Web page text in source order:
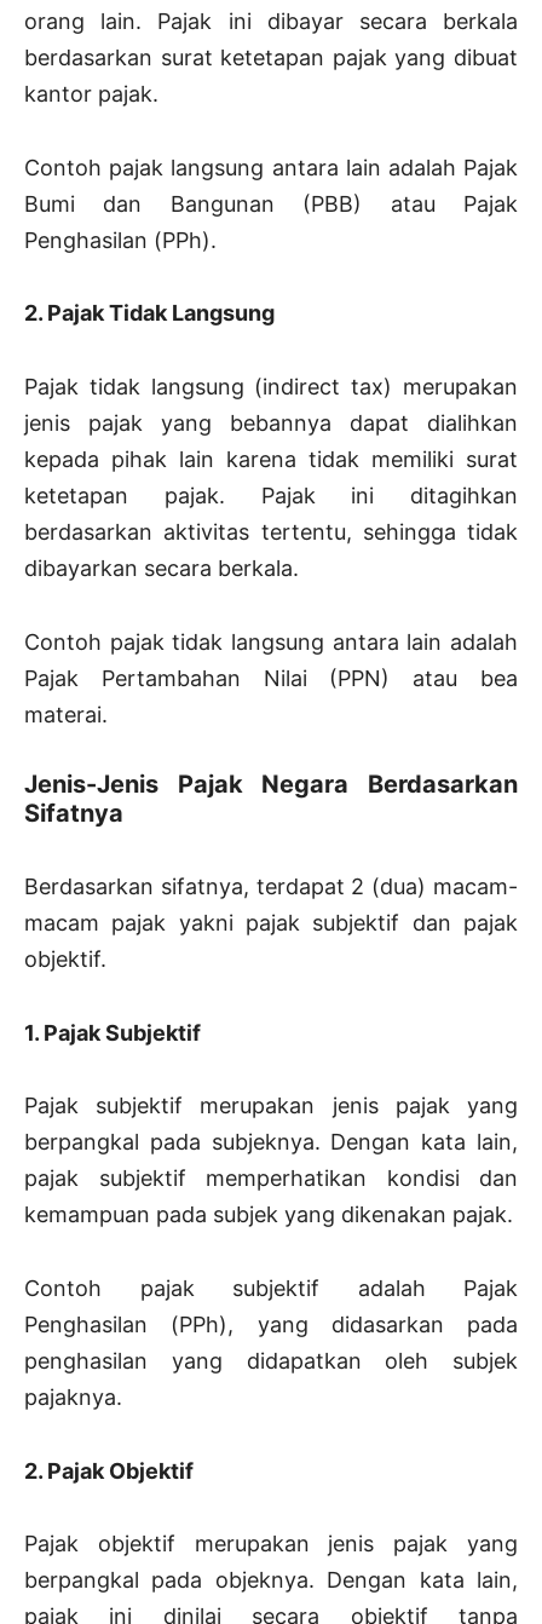
orang lain. Pajak ini dibayar secara berkala
berdasarkan surat ketetapan pajak yang dibuat
kantor pajak.
Contoh pajak langsung antara lain adalah Pajak
Bumi dan Bangunan (PBB) atau Pajak
Penghasilan (PPh).
2. Pajak Tidak Langsung
Pajak tidak langsung (indirect tax) merupakan
jenis pajak yang bebannya dapat dialihkan
kepada pihak lain karena tidak memiliki surat
ketetapan pajak. Pajak ini ditagihkan
berdasarkan aktivitas tertentu, sehingga tidak
dibayarkan secara berkala.
Contoh pajak tidak langsung antara lain adalah
Pajak Pertambahan Nilai (PPN) atau bea
materai.
Jenis-Jenis Pajak Negara Berdasarkan
Sifatnya
Berdasarkan sifatnya, terdapat 2 (dua) macam-
macam pajak yakni pajak subjektif dan pajak
objektif.
1. Pajak Subjektif
Pajak subjektif merupakan jenis pajak yang
berpangkal pada subjeknya. Dengan kata lain,
pajak subjektif memperhatikan kondisi dan
kemampuan pada subjek yang dikenakan pajak.
Contoh pajak subjektif adalah Pajak
Penghasilan (PPh), yang didasarkan pada
penghasilan yang didapatkan oleh subjek
pajaknya.
2. Pajak Objektif
Pajak objektif merupakan jenis pajak yang
berpangkal pada objeknya. Dengan kata lain,
pajak ini dinilai secara objektif tanpa